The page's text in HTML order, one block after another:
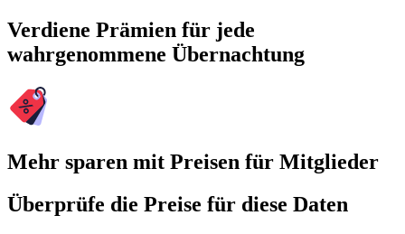
Verdiene Prämien für jede
wahrgenommene Übernachtung
Mehr sparen mit Preisen für Mitglieder
Überprüfe die Preise für diese Daten